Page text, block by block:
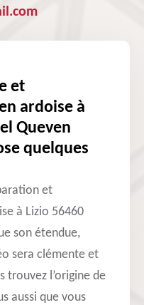
et
ardoise à
Queven
quelques
et
à Lizio 56460
son étendue,
sera clémente et
trouvez l’origine de
aussi que vous